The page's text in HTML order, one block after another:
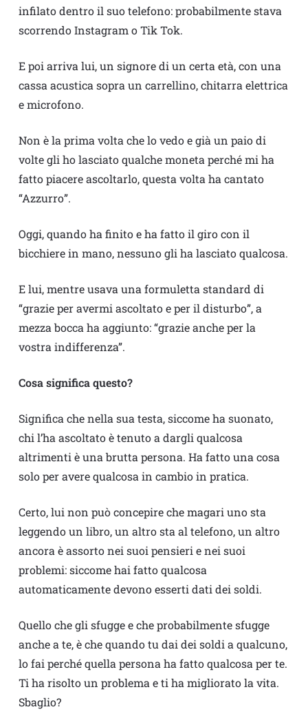
infilato dentro il suo telefono: probabilmente stava
scorrendo Instagram o Tik Tok.
E poi arriva lui, un signore di un certa età, con una
cassa acustica sopra un carrellino, chitarra elettrica
e microfono.
Non è la prima volta che lo vedo e già un paio di
volte gli ho lasciato qualche moneta perché mi ha
fatto piacere ascoltarlo, questa volta ha cantato
“Azzurro”.
Oggi, quando ha finito e ha fatto il giro con il
bicchiere in mano, nessuno gli ha lasciato qualcosa.
E lui, mentre usava una formuletta standard di
“grazie per avermi ascoltato e per il disturbo”, a
mezza bocca ha aggiunto: “grazie anche per la
vostra indifferenza”.
Cosa significa questo?
Significa che nella sua testa, siccome ha suonato,
chi l’ha ascoltato è tenuto a dargli qualcosa
altrimenti è una brutta persona. Ha fatto una cosa
solo per avere qualcosa in cambio in pratica.
Certo, lui non può concepire che magari uno sta
leggendo un libro, un altro sta al telefono, un altro
ancora è assorto nei suoi pensieri e nei suoi
problemi: siccome hai fatto qualcosa
automaticamente devono esserti dati dei soldi.
Quello che gli sfugge e che probabilmente sfugge
anche a te, è che quando tu dai dei soldi a qualcuno,
lo fai perché quella persona ha fatto qualcosa per te.
Ti ha risolto un problema e ti ha migliorato la vita.
Sbaglio?